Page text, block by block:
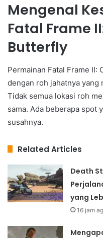
Mengenal
Fatal Frame
Butterfly
Permainan Fatal Frame
dengan roh jahatnya yang
Tidak semua lokasi roh
sama. Ada beberapa spot
susahnya.
Related Articles
Death
yang
16 jam